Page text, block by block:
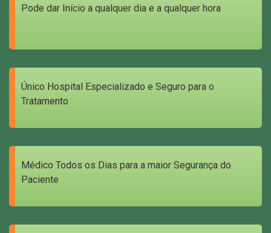
Pode dar Início a qualquer dia e a qualquer hora
Único Hospital Especializado e Seguro para o
Tratamento
Médico Todos os Dias para a maior Segurança do
Paciente